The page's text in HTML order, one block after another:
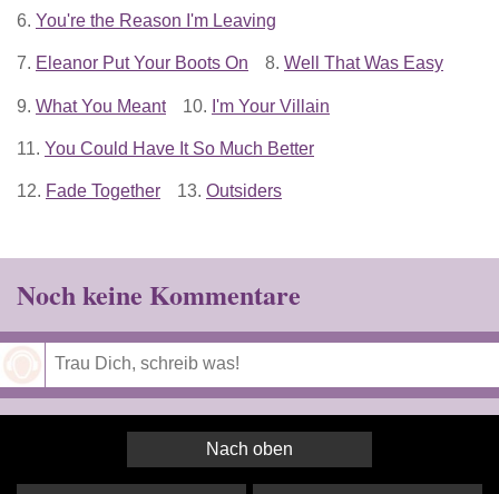
6. You're the Reason I'm Leaving
7. Eleanor Put Your Boots On 8. Well That Was Easy
9. What You Meant 10. I'm Your Villain
11. You Could Have It So Much Better
12. Fade Together 13. Outsiders
Noch keine Kommentare
Nach oben